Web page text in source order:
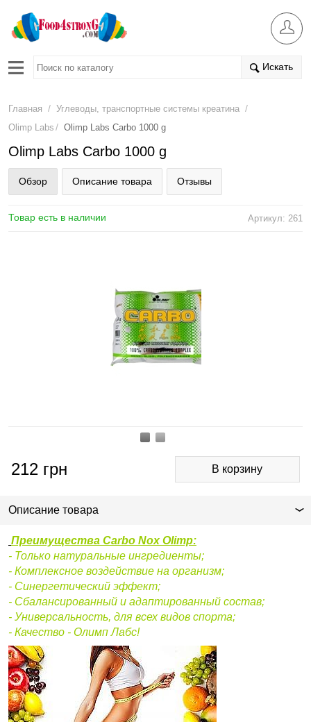
Искать
Главная / Углеводы, транспортные системы креатина /
Olimp Labs / Olimp Labs Carbo 1000 g
Olimp Labs Carbo 1000 g
Обзор Описание товара Отзывы
Товар есть в наличии Артикул: 261
212 грн
Описание товара
Преимущества Carbo Nox Olimp:
- Только натуральные ингредиенты;
- Комплексное воздействие на организм;
- Синергетический эффект;
- Сбалансированный и адаптированный состав;
- Универсальность, для всех видов спорта;
- Качество - Олимп Лабс!